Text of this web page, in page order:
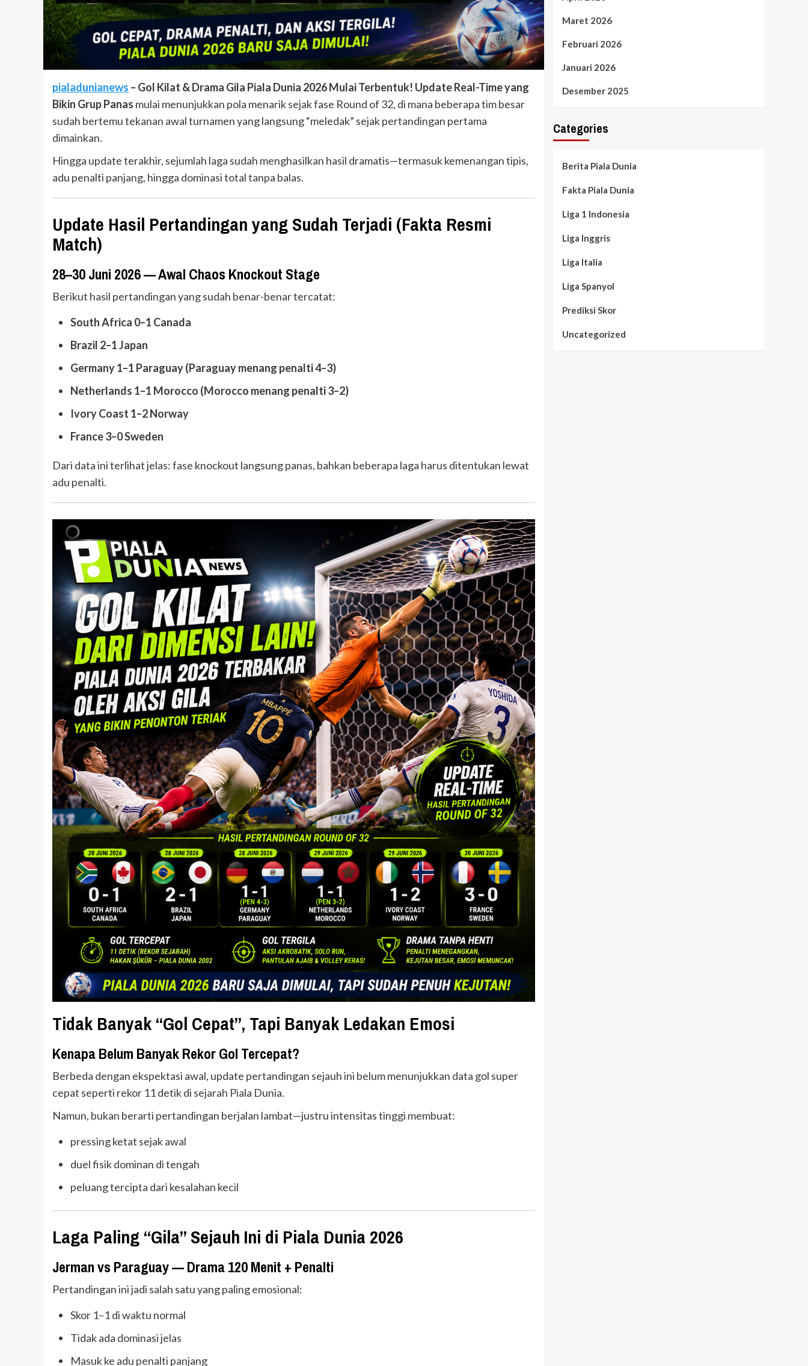
pialadunianews – Gol Kilat & Drama Gila Piala Dunia 2026 Mulai Terbentuk! Update Real-Time yang
Bikin Grup Panas mulai menunjukkan pola menarik sejak fase Round of 32, di mana beberapa tim besar
sudah bertemu tekanan awal turnamen yang langsung “meledak” sejak pertandingan pertama
dimainkan.
Hingga update terakhir, sejumlah laga sudah menghasilkan hasil dramatis—termasuk kemenangan tipis,
adu penalti panjang, hingga dominasi total tanpa balas.
Update Hasil Pertandingan yang Sudah Terjadi (Fakta Resmi
Match)
28–30 Juni 2026 — Awal Chaos Knockout Stage
Berikut hasil pertandingan yang sudah benar-benar tercatat:
South Africa 0–1 Canada
Brazil 2–1 Japan
Germany 1–1 Paraguay (Paraguay menang penalti 4–3)
Netherlands 1–1 Morocco (Morocco menang penalti 3–2)
Ivory Coast 1–2 Norway
France 3–0 Sweden
Dari data ini terlihat jelas: fase knockout langsung panas, bahkan beberapa laga harus ditentukan lewat
adu penalti.
Tidak Banyak “Gol Cepat”, Tapi Banyak Ledakan Emosi
Kenapa Belum Banyak Rekor Gol Tercepat?
Berbeda dengan ekspektasi awal, update pertandingan sejauh ini belum menunjukkan data gol super
cepat seperti rekor 11 detik di sejarah Piala Dunia.
Namun, bukan berarti pertandingan berjalan lambat—justru intensitas tinggi membuat:
pressing ketat sejak awal
duel fisik dominan di tengah
peluang tercipta dari kesalahan kecil
Laga Paling “Gila” Sejauh Ini di Piala Dunia 2026
Jerman vs Paraguay — Drama 120 Menit + Penalti
Pertandingan ini jadi salah satu yang paling emosional:
Skor 1–1 di waktu normal
Tidak ada dominasi jelas
Masuk ke adu penalti panjang
Maret 2026
Februari 2026
Januari 2026
Desember 2025
Categories
Berita Piala Dunia
Fakta Piala Dunia
Liga 1 Indonesia
Liga Inggris
Liga Italia
Liga Spanyol
Prediksi Skor
Uncategorized